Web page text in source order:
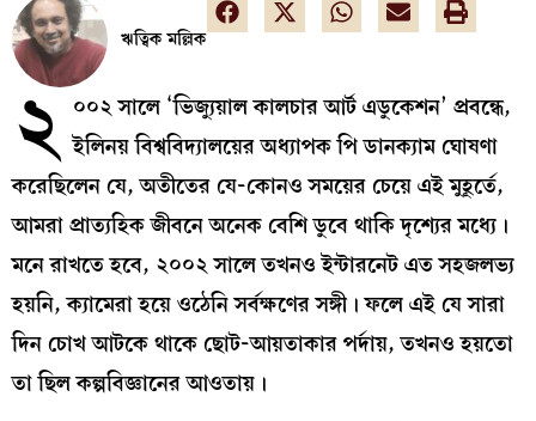
ঋত্বিক মল্লিক
২ ০০২ সালে ‘ভিজ্যুয়াল কালচার আর্ট এডুকেশন’ প্রবন্ধে,
ইলিনয় বিশ্ববিদ্যালয়ের অধ্যাপক পি ডানক্যাম ঘোষণা
করেছিলেন যে, অতীতের যে-কোনও সময়ের চেয়ে এই মুহূর্তে,
আমরা প্রাত্যহিক জীবনে অনেক বেশি ডুবে থাকি দৃশ্যের মধ্যে।
মনে রাখতে হবে, ২০০২ সালে তখনও ইন্টারনেট এত সহজলভ্য
হয়নি, ক্যামেরা হয়ে ওঠেনি সর্বক্ষণের সঙ্গী। ফলে এই যে সারা
দিন চোখ আটকে থাকে ছোট-আয়তাকার পর্দায়, তখনও হয়তো
তা ছিল কল্পবিজ্ঞানের আওতায়।